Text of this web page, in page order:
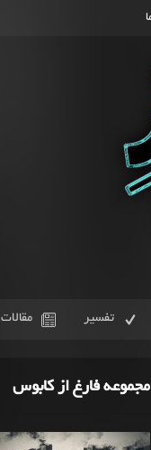
تفسیر مقالات
مجموعه فارغ از کابوس